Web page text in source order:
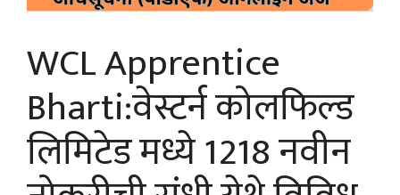
WCL Apprentice
Bharti:वेस्टर्न कोलफिल्ड
लिमिटेड मध्ये 1218 नवीन